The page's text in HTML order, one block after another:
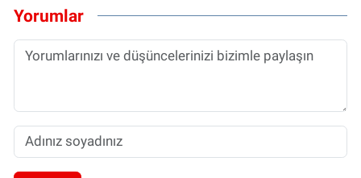
Yorumlar